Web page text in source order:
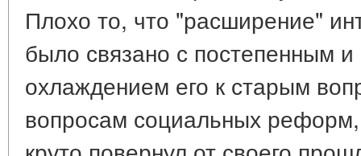
Плохо то, что "расширение"
было связано с постепенным
охлаждением его к старым
вопросам социальных